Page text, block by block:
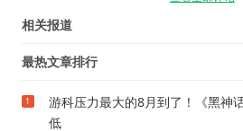
相关报道
最热文章排行
1
游科压力最大的8月到了！《黑神
低